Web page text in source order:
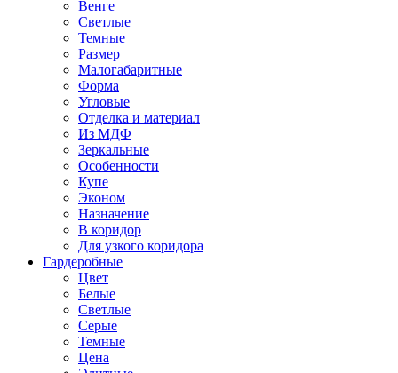
Венге
Светлые
Темные
Размер
Малогабаритные
Форма
Угловые
Отделка и материал
Из МДФ
Зеркальные
Особенности
Купе
Эконом
Назначение
В коридор
Для узкого коридора
Гардеробные
Цвет
Белые
Светлые
Серые
Темные
Цена